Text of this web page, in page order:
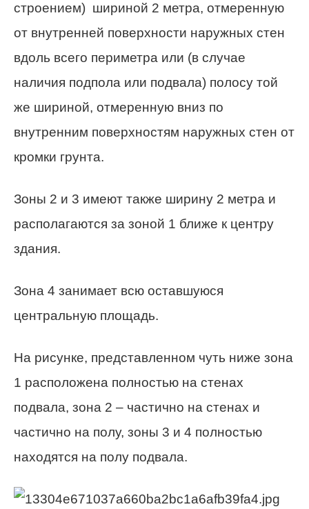
строением) шириной 2 метра, отмеренную
от внутренней поверхности наружных стен
вдоль всего периметра или (в случае
наличия подпола или подвала) полосу той
же шириной, отмеренную вниз по
внутренним поверхностям наружных стен от
кромки грунта.
Зоны 2 и 3 имеют также ширину 2 метра и
располагаются за зоной 1 ближе к центру
здания.
Зона 4 занимает всю оставшуюся
центральную площадь.
На рисунке, представленном чуть ниже зона
1 расположена полностью на стенах
подвала, зона 2 – частично на стенах и
частично на полу, зоны 3 и 4 полностью
находятся на полу подвала.